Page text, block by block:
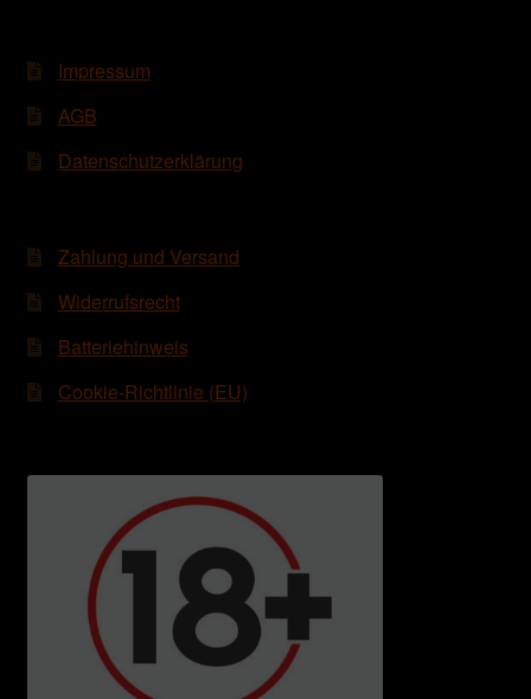
Impressum
AGB
Datenschutzerklärung
Zahlung und Versand
Widerrufsrecht
Batteriehinweis
Cookie-Richtlinie (EU)